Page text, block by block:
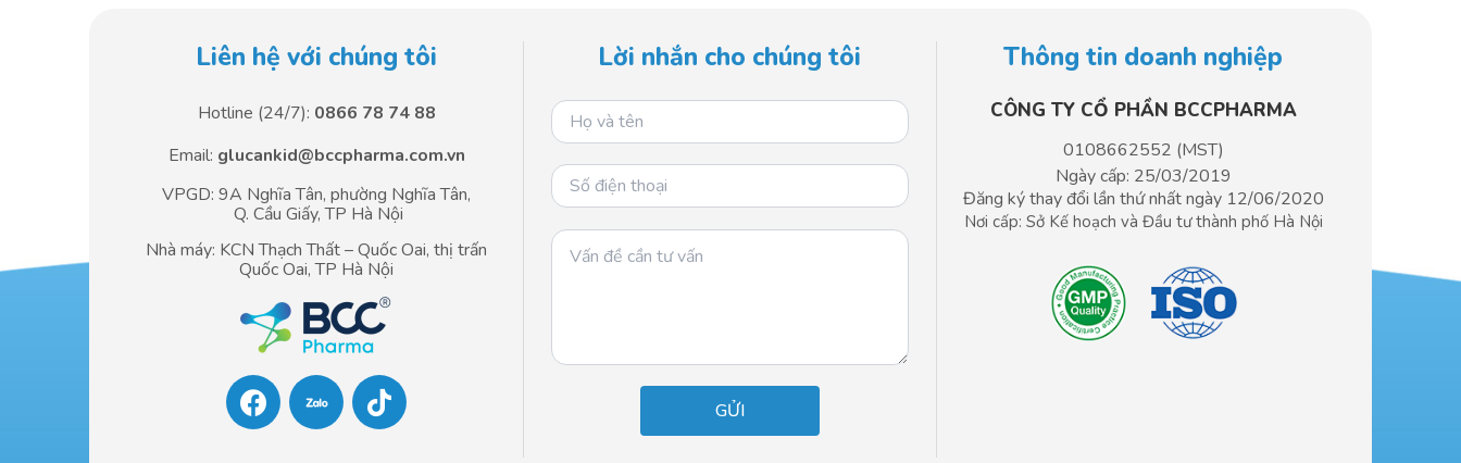
Liên hệ với chúng tôi
Hotline (24/7): 0866 78 74 88
Email: glucankid@bccpharma.com.vn
VPGD: 9A Nghĩa Tân, phường Nghĩa Tân,
Q. Cầu Giấy, TP Hà Nội
Nhà máy: KCN Thạch Thất – Quốc Oai, thị trấn
Quốc Oai, TP Hà Nội
F
a
c
T
i
k
Lời nhắn cho chúng tôi Thông tin doanh nghiệp
CÔNG TY CỔ PHẦN BCCPHARMA​
0108662552 (MST)
Ngày cấp: 25/03/2019
Đăng ký thay đổi lần thứ nhất ngày 12/06/2020
Nơi cấp: Sở Kế hoạch và Đầu tưthành phố Hà Nội